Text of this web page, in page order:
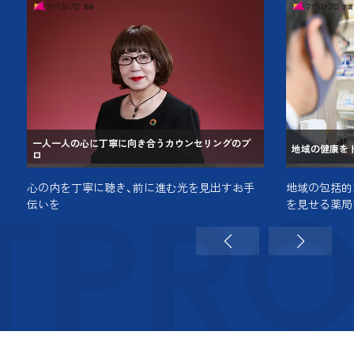
一人一人の心に丁寧に向き合うカウンセリングのプ
ロ
心の内を丁寧に聴き、前に進む光を見出すお手
伝いを
地域の健康を
地域の包括
を見せる薬